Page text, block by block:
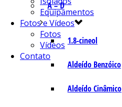
A – D
1.8-cineol
Aldeído Benzóico
Aldeído Cinâmico
Equipamentos
Fotos e Vídeos
Fotos
Vídeos
Contato